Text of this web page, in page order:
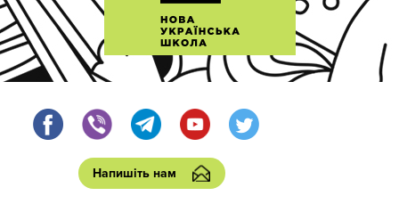
Напишіть нам